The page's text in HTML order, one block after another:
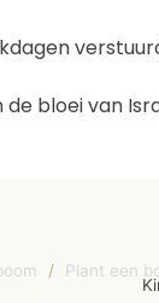
de bloei van
/ Plant een